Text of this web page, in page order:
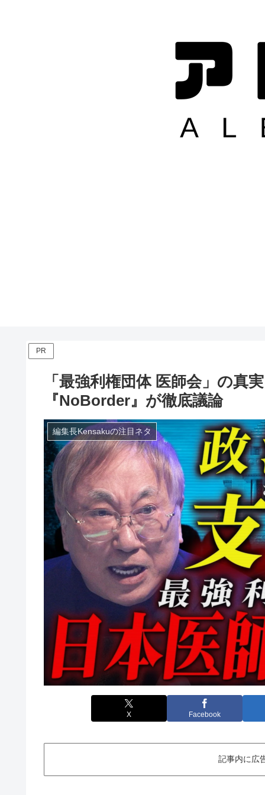
PR
「最強利権団体 医師会」の真
『NoBorder』が徹底議論
編集長Kensakuの注目ネタ
X Facebook
記事内に広